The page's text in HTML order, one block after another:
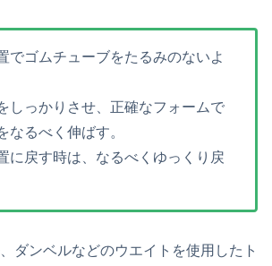
でゴムチューブをたるみのないよ
しっかりさせ、正確なフォームで
なるべく伸ばす。
に戻す時は、なるべくゆっくり戻
ダンベルなどのウエイトを使用したト